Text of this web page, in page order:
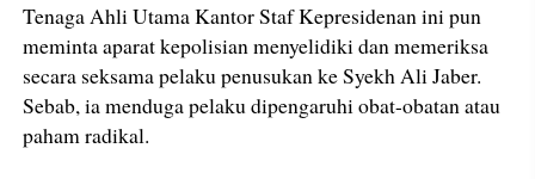
Tenaga Ahli Utama Kantor Staf Kepresidenan ini pun
meminta aparat kepolisian menyelidiki dan memeriksa
secara seksama pelaku penusukan ke Syekh Ali Jaber.
Sebab, ia menduga pelaku dipengaruhi obat-obatan atau
paham radikal.